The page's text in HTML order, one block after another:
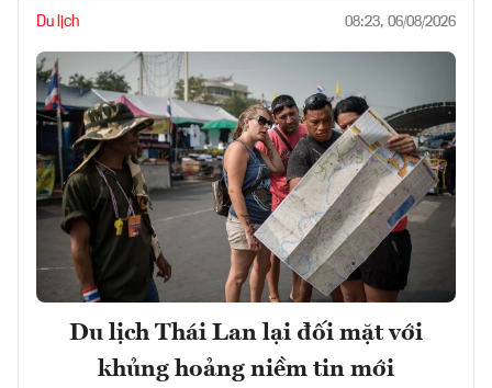
Du lịch 08:23, 06/08/2026
Du lịch Thái Lan lại đối mặt với
khủng hoảng niềm tin mới